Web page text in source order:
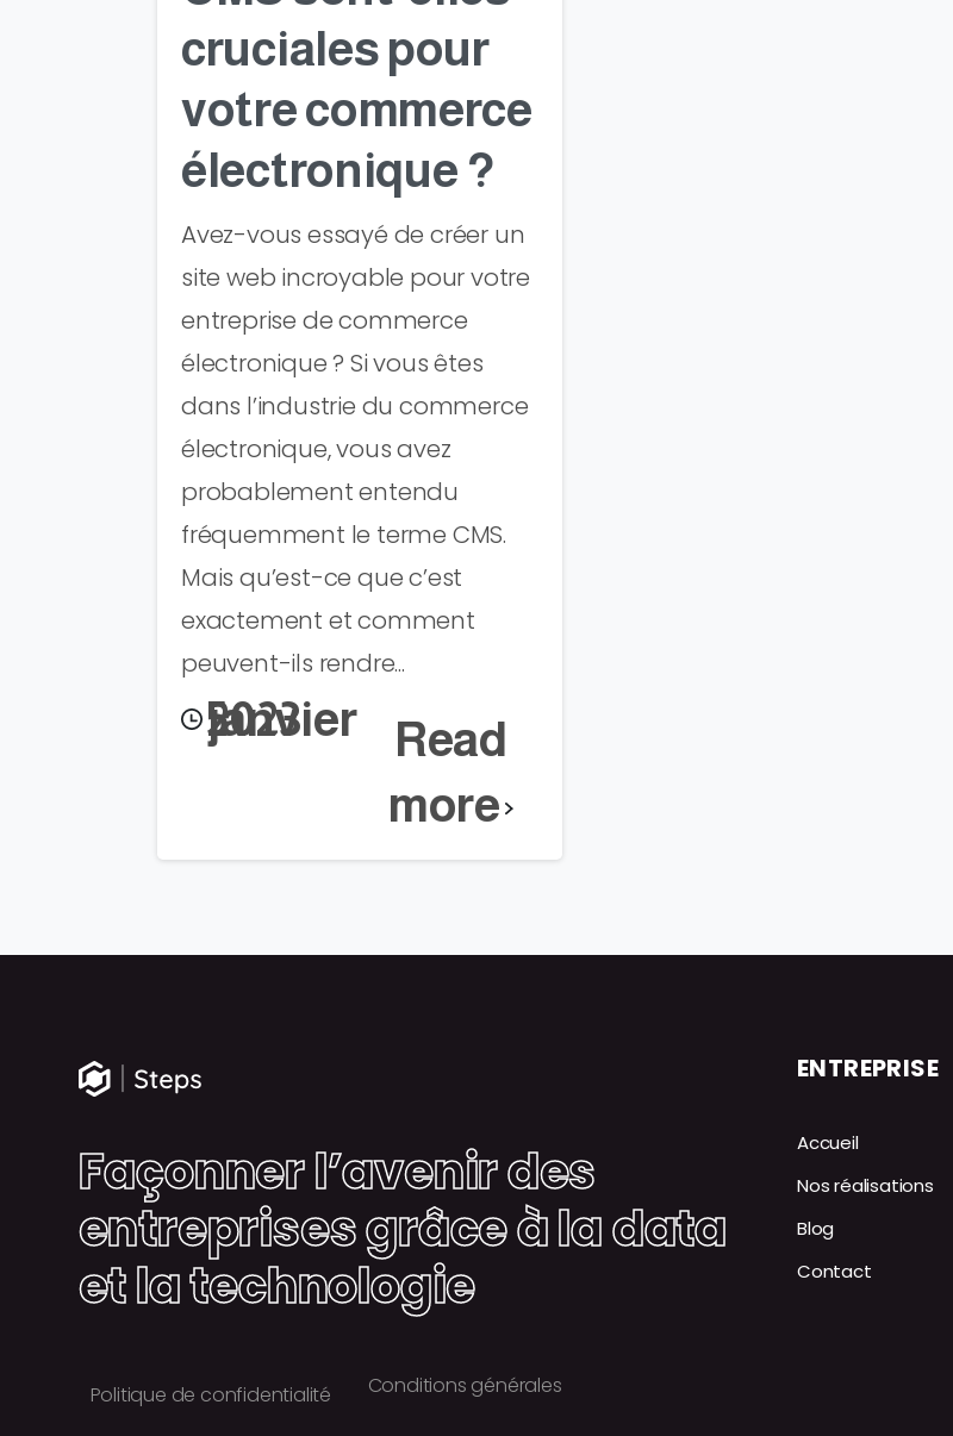
cruciales pour
votre commerce
électronique ?
Avez-vous essayé de créer un
site web incroyable pour votre
entreprise de commerce
électronique ? Si vous êtes
dans l’industrie du commerce
électronique, vous avez
probablement entendu
fréquemment le terme CMS.
Mais qu’est-ce que c’est
exactement et comment
peuvent-ils rendre...
5 janvier 2023
Read
more
Façonner l’avenir des
entreprises grâce à la data
et la technologie
Politique de confidentialité Conditions générales
ENTREPRISE
Accueil
Nos réalisations
Blog
Contact